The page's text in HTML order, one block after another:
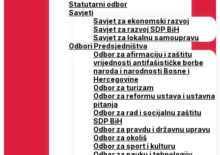
Statutarni odbor
Savjeti
Savjet za ekonomski razvoj
Savjet za razvoj SDP BiH
Savjet za lokalnu samoupravu
Odbori Predsjedništva
Odbor za afirmaciju i zaštitu
vrijednosti antifašističke borbe
naroda i narodnosti Bosne i
Hercegovine
Odbor za turizam
Odbor za reformu ustava i ustavna
pitanja
Odbor za rad i socijalnu zaštitu
SDP BiH
Odbor za pravdu i državnu upravu
Odbor za okoliš
Odbor za sport i kulturu